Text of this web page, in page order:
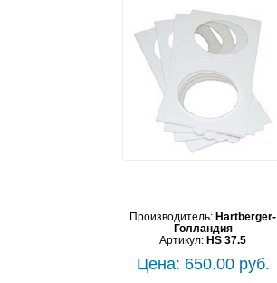
Производитель: Hartberger-
Голландия
Артикул: HS 37.5
Цена: 650.00 руб.